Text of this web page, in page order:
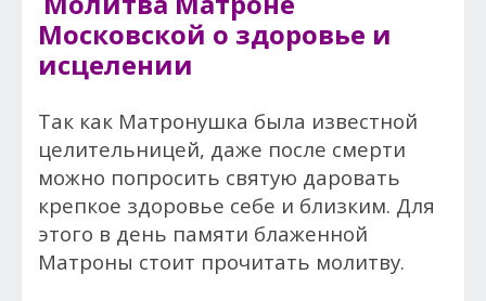
Московской о здоровье и
исцелении
Так как Матронушка была известной
целительницей, даже после смерти
можно попросить святую даровать
крепкое здоровье себе и близким. Для
этого в день памяти блаженной
Матроны стоит прочитать молитву.